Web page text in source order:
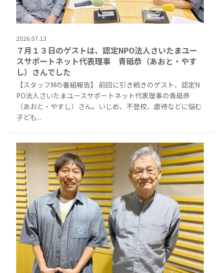
2026.07.13
７月１３日のゲストは、認定NPO法人さいたまユー
スサポートネット代表理事 青砥恭（あおと・やす
し）さんでした
【スタッフMの番組報告】 前回に引き続きのゲスト、認定N
PO法人さいたまユースサポートネット代表理事の青砥恭
（あおと・やすし）さん。いじめ、不登校、虐待などに悩む
子ども...